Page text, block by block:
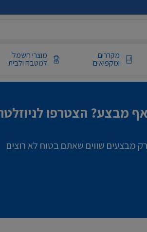
מקררים
ומקפיאים
מוצרי חשמל
למטבח ולבית
מבצע? הצטרפו
מבצעים שווים שאתם בטוח לא רוצים